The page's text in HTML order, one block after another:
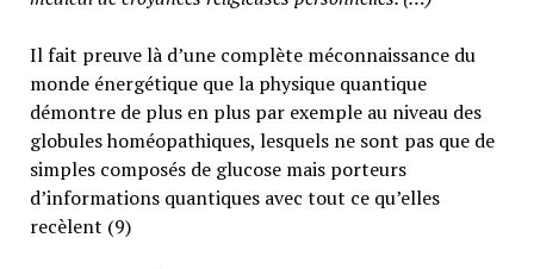
Il fait preuve là d’une complète méconnaissance du
monde énergétique que la physique quantique
démontre de plus en plus par exemple au niveau des
globules homéopathiques, lesquels ne sont pas que de
simples composés de glucose mais porteurs
d’informations quantiques avec tout ce qu’elles
recèlent (9)